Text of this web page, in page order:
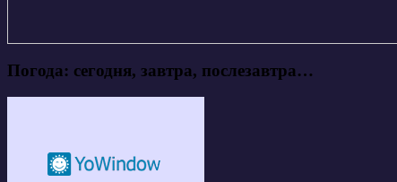
Погода: сегодня, завтра, послезавтра…